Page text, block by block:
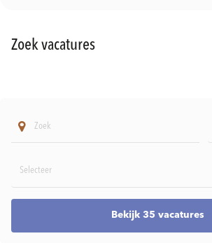
Zoek vacatures
Bekijk 35 vacatures